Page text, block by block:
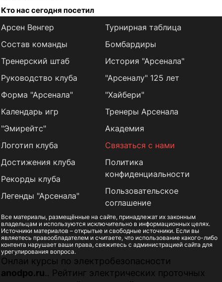
Кто нас сегодня посетил
Арсен Венгер
Состав команды
Тренерский штаб
Руководство клуба
Форма "Арсенала"
Календарь игр
Турнирная таблица
Бомбардиры
История "Арсенала"
"Арсеналу" 125 лет
"Хайбери"
Тренеры Арсенала
"Эмирейтс"
Логотип клуба
Достижения клуба
Рекорды клуба
Легенды "Арсенала"
Академия
Связаться с нами
Политика
конфиденциальности
Пользовательское
соглашение
Все материалы, размещённые на сайте, принадлежат их законным
владельцам и используются исключительно в информационных целях.
Источники материалов – открытые и свободные источники. Если вы
являетесь правообладателем и считаете, что использование какого-либо
контента нарушает ваши права, свяжитесь с администрацией сайта для
урегулирования вопроса.
Онлаи курсы по электробезопасности
anodpo.ru.. Рейтинг электрических проточных